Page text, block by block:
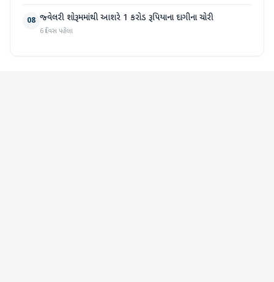
08 જ્વેલરી શોરૂમમાંથી આશરે 1 કરોડ રૂપિયાના દાગીના ચોરી
6 દિવસ પહેલા